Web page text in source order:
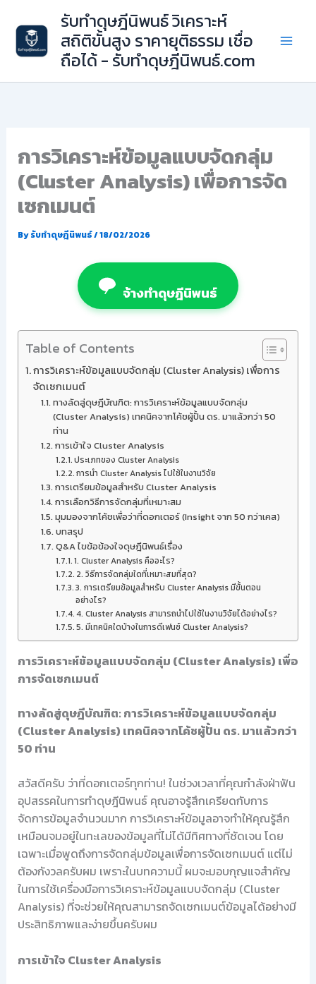
content
รับทำดุษฎีนิพนธ์ วิเคราะห์
สถิติขั้นสูง ราคายุติธรรม เชื่อ
ถือได้ - รับทำดุษฎีนิพนธ์.com
การวิเคราะห์ข้อมูลแบบจัดกลุ่ม
(Cluster Analysis) เพื่อการจัด
เซกเมนต์
Byรับทำดุษฎีนิพนธ์/18/02/2026
จ้างทำดุษฎีนิพนธ์
Table of Contents
การวิเคราะห์ข้อมูลแบบจัดกลุ่ม (Cluster Analysis) เพื่อการ
จัดเซกเมนต์
ทางลัดสู่ดุษฎีบัณฑิต: การวิเคราะห์ข้อมูลแบบจัดกลุ่ม
(Cluster Analysis) เทคนิคจากโค้ชผู้ปั้น ดร. มาแล้วกว่า 50
ท่าน
การเข้าใจ Cluster Analysis
ประเภทของ Cluster Analysis
การนำ Cluster Analysis ไปใช้ในงานวิจัย
การเตรียมข้อมูลสำหรับ Cluster Analysis
การเลือกวิธีการจัดกลุ่มที่เหมาะสม
มุมมองจากโค้ชเพื่อว่าที่ดอกเตอร์ (Insight จาก 50 กว่าเคส)
บทสรุป
Q&A ไขข้อข้องใจดุษฎีนิพนธ์เรื่อง
1. Cluster Analysis คืออะไร?
2. วิธีการจัดกลุ่มใดที่เหมาะสมที่สุด?
3. การเตรียมข้อมูลสำหรับ Cluster Analysis มีขั้นตอน
อย่างไร?
4. Cluster Analysis สามารถนำไปใช้ในงานวิจัยได้อย่างไร?
5. มีเทคนิคใดบ้างในการดีเฟนซ์ Cluster Analysis?
การวิเคราะห์ข้อมูลแบบจัดกลุ่ม (Cluster Analysis) เพื่อ
การจัดเซกเมนต์
ทางลัดสู่ดุษฎีบัณฑิต: การวิเคราะห์ข้อมูลแบบจัดกลุ่ม
(Cluster Analysis) เทคนิคจากโค้ชผู้ปั้น ดร. มาแล้วกว่า
50 ท่าน
สวัสดีครับ ว่าที่ดอกเตอร์ทุกท่าน! ในช่วงเวลาที่คุณกำลังฝ่าฟัน
อุปสรรคในการทำดุษฎีนิพนธ์ คุณอาจรู้สึกเครียดกับการ
จัดการข้อมูลจำนวนมาก การวิเคราะห์ข้อมูลอาจทำให้คุณรู้สึก
เหมือนจมอยู่ในทะเลของข้อมูลที่ไม่ได้มีทิศทางที่ชัดเจน โดย
เฉพาะเมื่อพูดถึงการจัดกลุ่มข้อมูลเพื่อการจัดเซกเมนต์ แต่ไม่
ต้องกังวลครับผม เพราะในบทความนี้ ผมจะมอบกุญแจสำคัญ
ในการใช้เครื่องมือการวิเคราะห์ข้อมูลแบบจัดกลุ่ม (Cluster
Analysis) ที่จะช่วยให้คุณสามารถจัดเซกเมนต์ข้อมูลได้อย่างมี
ประสิทธิภาพและง่ายขึ้นครับผม
การเข้าใจ Cluster Analysis